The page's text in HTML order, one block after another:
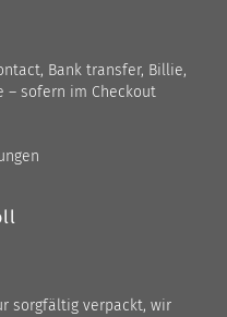
Bank transfer, Billie,
– sofern im Checkout
sorgfältig verpackt, wir